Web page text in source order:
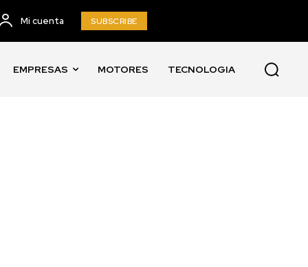
Mi cuenta SUBSCRIBE
EMPRESAS MOTORES TECNOLOGIA